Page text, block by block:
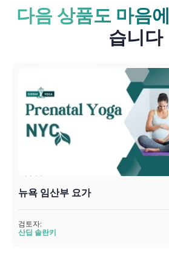
다음 상품도 마음에
습니다
뉴욕 임산부 요가
검토자:
산딥 솔란키